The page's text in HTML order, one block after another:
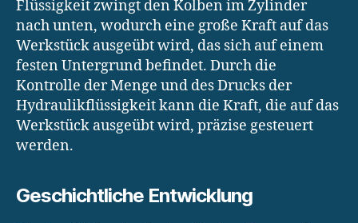
Flüssigkeit zwingt den Kolben im Zylinder
nach unten, wodurch eine große Kraft auf das
Werkstück ausgeübt wird, das sich auf einem
festen Untergrund befindet. Durch die
Kontrolle der Menge und des Drucks der
Hydraulikflüssigkeit kann die Kraft, die auf das
Werkstück ausgeübt wird, präzise gesteuert
werden.
Geschichtliche Entwicklung